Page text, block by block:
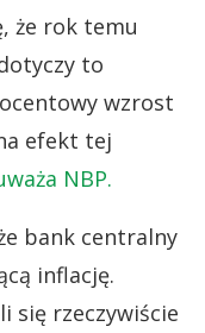
że rok temu
to
wzrost
efekt tej
NBP.
bank centralny
inflację.
się rzeczywiście